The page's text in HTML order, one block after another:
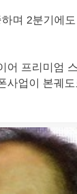
며 2분기에
어 프리미엄
사업이 본궤